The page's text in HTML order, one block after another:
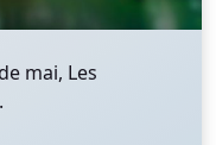
mai, Les